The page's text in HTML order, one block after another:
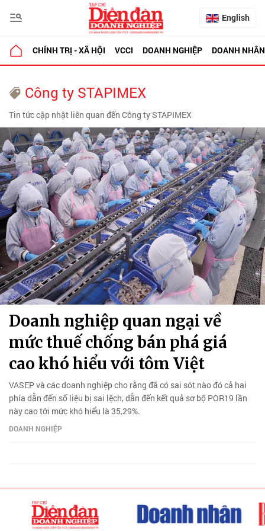
English
CHÍNH TRỊ - XÃ HỘI VCCI DOANH NGHIỆP DOANH NHÂN
Công ty STAPIMEX
Tin tức cập nhật liên quan đến Công ty STAPIMEX
Doanh nghiệp quan ngại về
mức thuế chống bán phá giá
cao khó hiểu với tôm Việt
VASEP và các doanh nghiệp cho rằng đã có sai sót nào đó cả hai
phía dẫn đến số liệu bị sai lệch, dẫn đến kết quả sơ bộ POR19 lần
này cao tới mức khó hiểu là 35,29%.
DOANH NGHIỆP